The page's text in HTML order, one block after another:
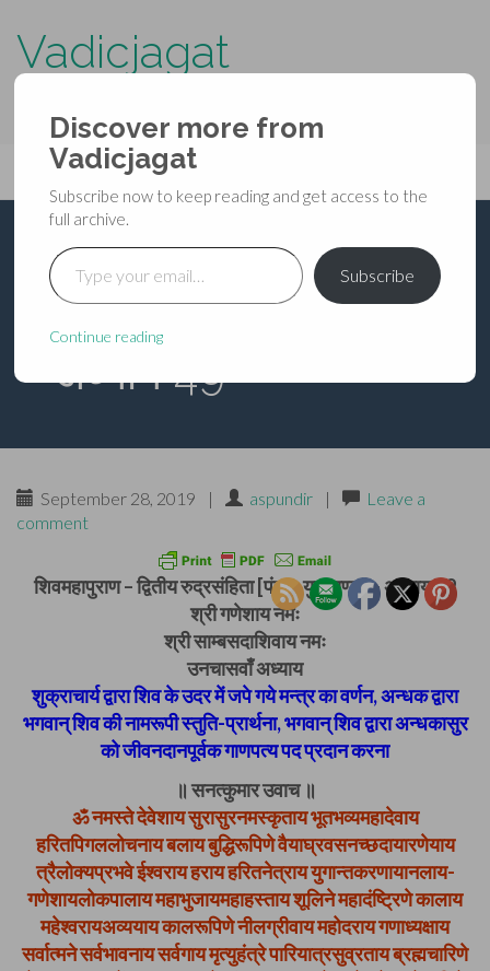
Vadicjagat
Primary
Menu
content
Vadicjagat
शिवमहापुराण – द्वितीय
रुद्रसंहिता [पंचम-युद्धखण्ड]
– अध्याय 49
September 28, 2019 | aspundir |
Leave a
comment
शिवमहापुराण – द्वितीय रुद्रसंहिता [पंचम-युद्धखण्ड] – अध्याय 49
श्री गणेशाय नमः
श्री साम्बसदाशिवाय नमः
उनचासवाँ अध्याय
शुक्राचार्य द्वारा शिव के उदर में जपे गये मन्त्र का वर्णन, अन्धक द्वारा
भगवान् शिव की नामरूपी स्तुति-प्रार्थना, भगवान् शिव द्वारा अन्धकासुर
को जीवनदानपूर्वक गाणपत्य पद प्रदान करना
॥ सनत्कुमार उवाच ॥
ॐ नमस्ते देवेशाय सुरासुरनमस्कृताय भूतभव्यमहादेवाय
हरितपिगललोचनाय बलाय बुद्धिरूपिणे वैयाघ्रवसनच्छदायारणेयाय
त्रैलोक्यप्रभवे ईश्वराय हराय हरितनेत्राय युगान्तकरणायानलाय-
गणेशायलोकपालाय महाभुजायमहाहस्ताय शूलिने महादंष्ट्रिणे कालाय
महेश्वरायअव्ययाय कालरूपिणे नीलग्रीवाय महोदराय गणाध्यक्षाय
सर्वात्मने सर्वभावनाय सर्वगाय मृत्युहंत्रे पारियात्रसुव्रताय ब्रह्मचारिणे
Discover more from
Vadicjagat
Subscribe now to keep reading and get access to the
full archive.
Type your email…
Subscribe
Continue reading